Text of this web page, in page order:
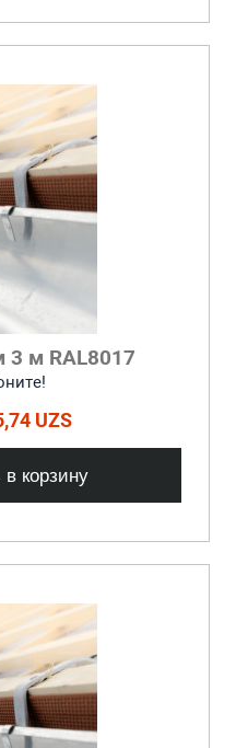
м RAL8017
UZS
корзину